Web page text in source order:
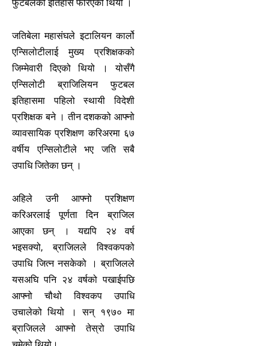
फुटबलको इतिहास फेरिएको थियो ।
जतिबेला महासंघले इटालियन कार्लो
एन्सिलोटीलाई मुख्य प्रशिक्षकको
जिम्मेवारी दिएको थियो । योसँगै
एन्सिलोटी ब्राजिलियन फुटबल
इतिहासमा पहिलो स्थायी विदेशी
प्रशिक्षक बने । तीन दशकको आफ्नो
व्यावसायिक प्रशिक्षण करिअरमा ६७
वर्षीय एन्सिलोटीले भए जति सबै
उपाधि जितेका छन् ।
अहिले उनी आफ्नो प्रशिक्षण
करिअरलाई पूर्णता दिन ब्राजिल
आएका छन् । यद्यपि २४ वर्ष
भइसक्यो, ब्राजिलले विश्वकपको
उपाधि जित्न नसकेको । ब्राजिलले
यसअघि पनि २४ वर्षको पखाईपछि
आफ्नो चौथो विश्वकप उपाधि
उचालेको थियो । सन् १९७० मा
ब्राजिलले आफ्नो तेस्रो उपाधि